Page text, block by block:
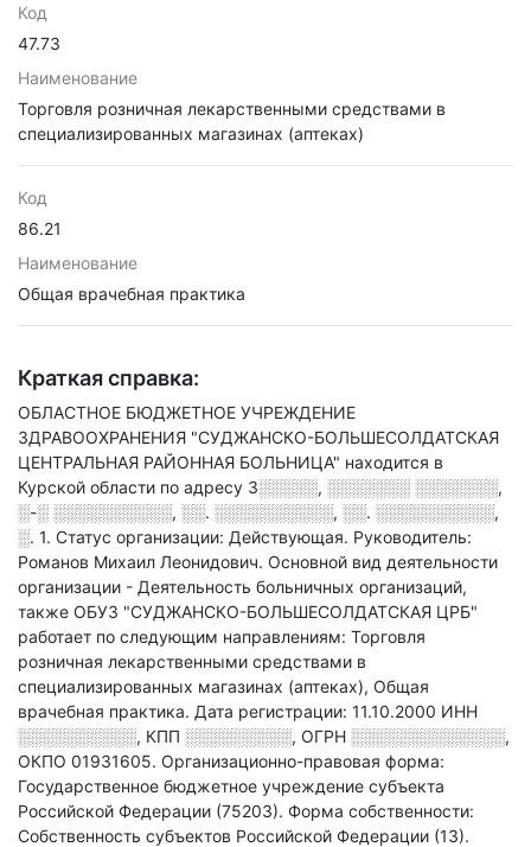
Код
47.73
Наименование
Торговля розничная лекарственными средствами в
специализированных магазинах (аптеках)
Код
86.21
Наименование
Общая врачебная практика
Краткая справка:
ОБЛАСТНОЕ БЮДЖЕТНОЕ УЧРЕЖДЕНИЕ
ЗДРАВООХРАНЕНИЯ "СУДЖАНСКО-БОЛЬШЕСОЛДАТСКАЯ
ЦЕНТРАЛЬНАЯ РАЙОННАЯ БОЛЬНИЦА" находится в
Курской области по адресу 3░░░░░, ░░░░░░░ ░░░░░░░,
░-░ ░░░░░░░░░░, ░░. ░░░░░░░░░░, ░░. ░░░░░░░░░░,
░. 1. Статус организации: Действующая. Руководитель:
Романов Михаил Леонидович. Основной вид деятельности
организации - Деятельность больничных организаций,
также ОБУЗ "СУДЖАНСКО-БОЛЬШЕСОЛДАТСКАЯ ЦРБ"
работает по следующим направлениям: Торговля
розничная лекарственными средствами в
специализированных магазинах (аптеках), Общая
врачебная практика. Дата регистрации: 11.10.2000 ИНН
░░░░░░░░░░, КПП ░░░░░░░░░, ОГРН ░░░░░░░░░░░░░,
ОКПО 01931605. Организационно-правовая форма:
Государственное бюджетное учреждение субъекта
Российской Федерации (75203). Форма собственности:
Собственность субъектов Российской Федерации (13).